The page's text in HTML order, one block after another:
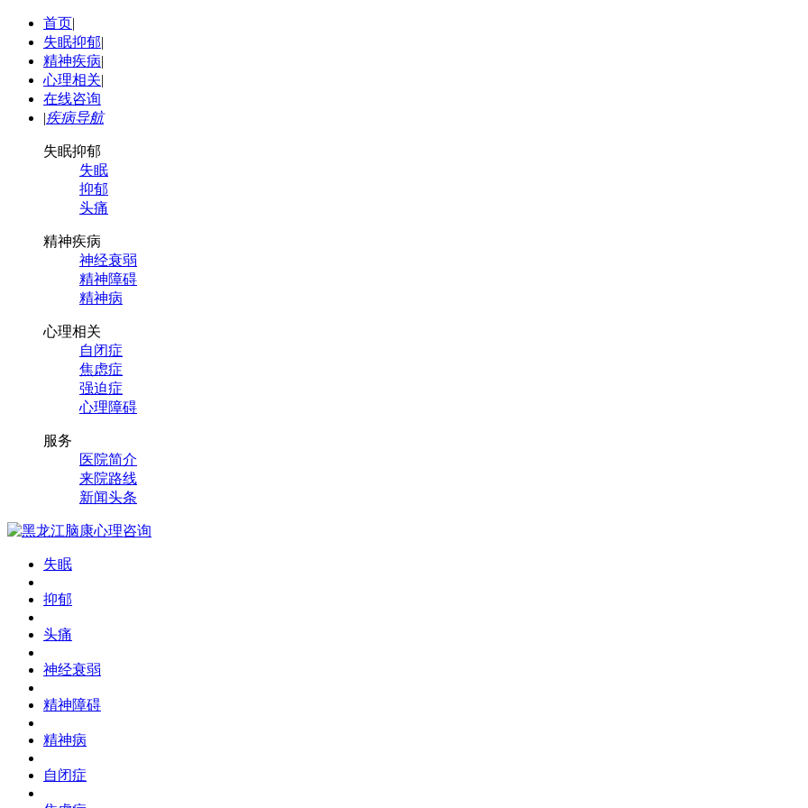
首页|
失眠抑郁|
精神疾病|
心理相关|
在线咨询
|疾病导航
失眠抑郁
失眠
抑郁
头痛
精神疾病
神经衰弱
精神障碍
精神病
心理相关
自闭症
焦虑症
强迫症
心理障碍
服务
医院简介
来院路线
新闻头条
失眠
抑郁
头痛
神经衰弱
精神障碍
精神病
自闭症